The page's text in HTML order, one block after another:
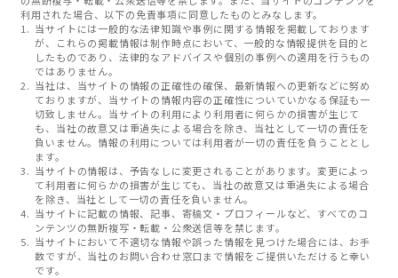
利用された場合、以下の免責事項に同意したものとみなします。
当サイトには一般的な法律知識や事例に関する情報を掲載しております
が、これらの掲載情報は制作時点において、一般的な情報提供を目的と
したものであり、法律的なアドバイスや個別の事例への適用を行うもの
ではありません。
当社は、当サイトの情報の正確性の確保、最新情報への更新などに努め
ておりますが、当サイトの情報内容の正確性についていかなる保証も一
切致しません。当サイトの利用により利用者に何らかの損害が生じて
も、当社の故意又は重過失による場合を除き、当社として一切の責任を
負いません。情報の利用については利用者が一切の責任を負うこととし
ます。
当サイトの情報は、予告なしに変更されることがあります。変更によっ
て利用者に何らかの損害が生じても、当社の故意又は重過失による場合
を除き、当社として一切の責任を負いません。
当サイトに記載の情報、記事、寄稿文・プロフィールなど、すべてのコ
ンテンツの無断複写・転載・公衆送信等を禁じます。
当サイトにおいて不適切な情報や誤った情報を見つけた場合には、お手
数ですが、当社のお問い合わせ窓口まで情報をご提供いただけると幸い
です。